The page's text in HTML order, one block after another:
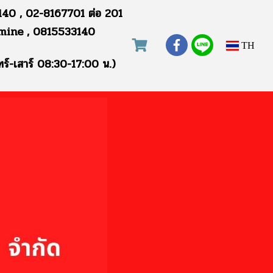
, 02-8167701 ต่อ 201
, 0815533140
-เสาร์ 08:30-17:00 น.)
TH